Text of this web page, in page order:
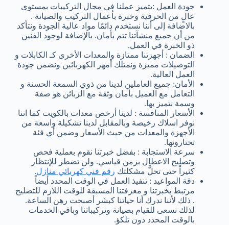
جودة العمل :يتميز عملنا في مجال التركيبات بمستوى
عالٍ من الحرفية وخبرة بأعمال التركيب والصيانة .
بالاضافة إلى أننا نستخدم دائمًا مواد عالية الجودة ونتأكد
من أن جميع منشآتنا تتم بأمان. بالإضافة لوجود الفنين
ذو الخبرة في العمل.
الضمان : أجهزتنا ممتازة والمعدات الأخرى كـ الكابلات و
التوصيلات مميزة ونمتلك أمهر الكهربائين ونضمن جودة
العمل العالية.
الأمان: جميع العاملين لدينا من ذوي السمعة الحسنة و
التعامل مع العميل بأمان وثقة مع الزبائن هو صفة
وسمة نتميز بها.
الأسعار المنافسة : لدينا أرخص معدات بالكويت كما اننا
نوفر اسلاك رخيصة وبالمقابل لدينا تشكيلة واسعة من
الأجهزة والمعدات من حيث الأسعار وضمن أي فئة
تختارونها.
سرعة الاستجابة : بفضل خبرتنا نقوم بعملية فحص
وتصليح الاعطال بزمن قياسي. ولن تضطر للإنتظار
كثيراً حتى تحلَّ مشكلتك رقم فني كهربائي منازل.
دقة المواعيد : تنفيذ العمل في الوقت المحدد أيضاً
مرتبط بخبرتنا و معرفتنا المسبقة للوقت اللازم للتصليح
. ذلك لأننا ندرك أنا حياتنا كبشر أصبحت رهن الساعة.
لذلك نسعى للقيام بصيانة وتركيباتنا وباقي الخدمات
بالوقت المحدد دون تلكؤ.